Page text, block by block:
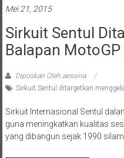
Mei 21, 2015
Sirkuit Sentul
Balapan
Diposkan Oleh:aessina
Sirkuit Sentul ditargetkan
Sirkuit Internasional Sentul
guna meningkatkan kualitas
yang dibangun sejak 1990